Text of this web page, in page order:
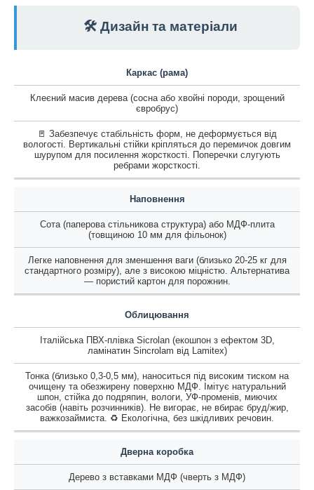
🛠️ Дизайн та матеріали
Каркас (рама)
Клеєний масив дерева (сосна або хвойні породи, зрощений
євробрус)
🚪 Забезпечує стабільність форм, не деформується від
вологості. Вертикальні стійки кріпляться до перемичок довгим
шурупом для посилення жорсткості. Поперечки слугують
ребрами жорсткості.
Наповнення
Сота (паперова стільникова структура) або МДФ-плита
(товщиною 10 мм для фільонок)
Легке наповнення для зменшення ваги (близько 20-25 кг для
стандартного розміру), але з високою міцністю. Альтернатива
— пористий картон для порожнин.
Облицювання
Італійська ПВХ-плівка Sicrolan (екошпон з ефектом 3D,
ламінатин Sincrolam від Lamitex)
Тонка (близько 0,3-0,5 мм), наноситься під високим тиском на
очищену та обезжирену поверхню МДФ. Імітує натуральний
шпон, стійка до подряпин, вологи, УФ-променів, миючих
засобів (навіть розчинників). Не вигорає, не вбирає бруд/жир,
важкозаймиста. ♻️ Екологічна, без шкідливих речовин.
Дверна коробка
Дерево з вставками МДФ (чверть з МДФ)